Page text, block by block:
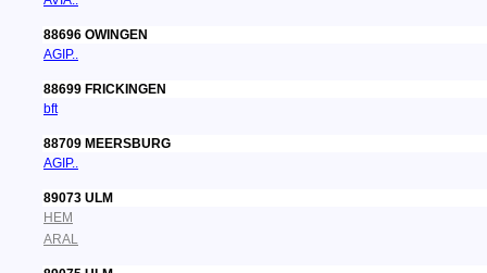
88696 OWINGEN
AGIP..
88699 FRICKINGEN
bft
88709 MEERSBURG
AGIP..
89073 ULM
HEM
ARAL